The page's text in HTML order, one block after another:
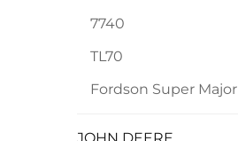
7740
TL70
Fordson Super Major